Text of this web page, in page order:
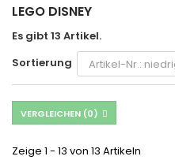
LEGO DISNEY
Es gibt 13 Artikel.
Sortierung
VERGLEICHEN (0)
Zeige 1 - 13 von 13 Artikeln